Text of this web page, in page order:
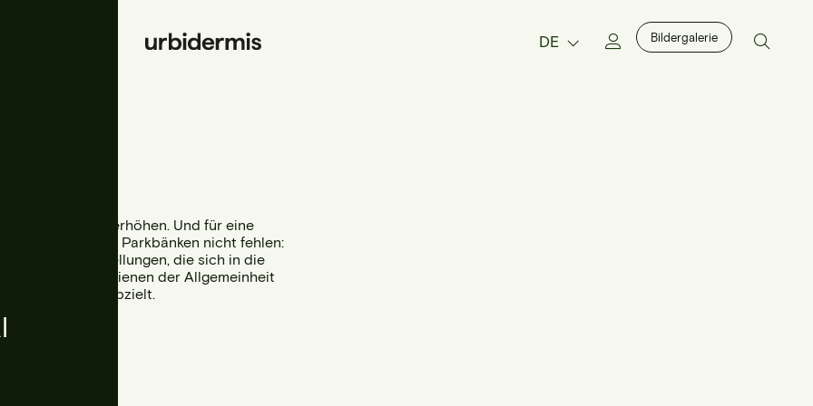
DE Bildergalerie
Lebensqualität erhöhen. Und für eine
Arten von Parkbänken nicht fehlen:
lineare Aufstellungen, die sich in die
Parkbänke dienen der Allgemeinheit
Städte abzielt.